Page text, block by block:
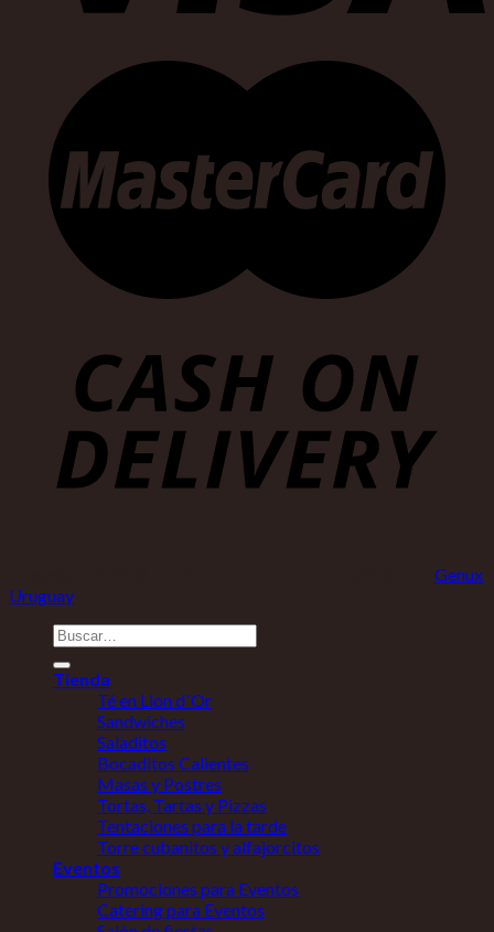
Genux
Uruguay
Buscar
por:
Tienda
Té en Lion d´Or
Sandwiches
Saladitos
Bocaditos Calientes
Masas y Postres
Tortas, Tartas y Pizzas
Tentaciones para la tarde
Torre cubanitos y alfajorcitos
Eventos
Promociones para Eventos
Catering para Eventos